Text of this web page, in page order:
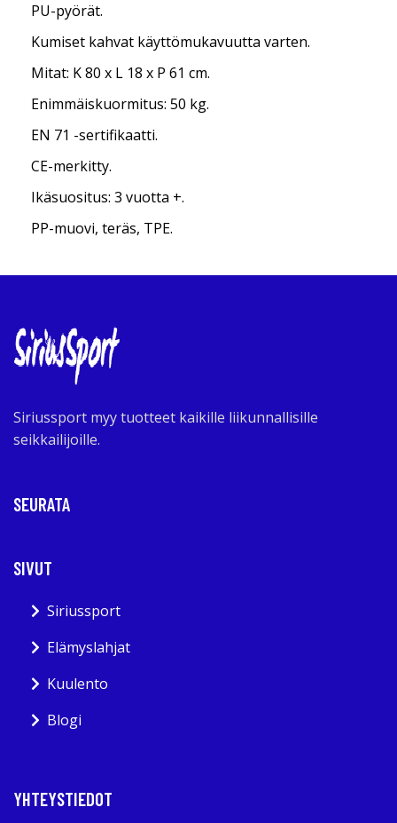
PU-pyörät.
Kumiset kahvat käyttömukavuutta varten.
Mitat: K 80 x L 18 x P 61 cm.
Enimmäiskuormitus: 50 kg.
EN 71 -sertifikaatti.
CE-merkitty.
Ikäsuositus: 3 vuotta +.
PP-muovi, teräs, TPE.
Siriussport myy tuotteet kaikille liikunnallisille
seikkailijoille.
SEURATA
SIVUT
Siriussport
Elämyslahjat
Kuulento
Blogi
YHTEYSTIEDOT